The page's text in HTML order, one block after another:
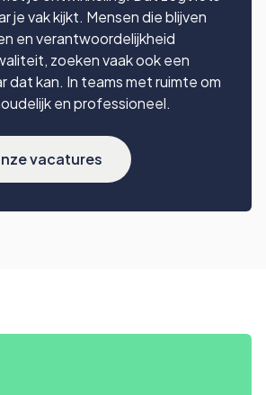
je vak kijkt. Mensen die blijven
en verantwoordelijkheid
zoeken vaak ook een
dat kan. In teams met ruimte om
en professioneel.
vacatures